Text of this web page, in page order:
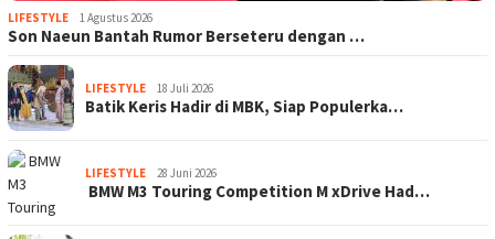
LIFESTYLE 1 Agustus 2026
Son Naeun Bantah Rumor Berseteru dengan …
LIFESTYLE 18 Juli 2026
Batik Keris Hadir di MBK, Siap Populerka…
LIFESTYLE 28 Juni 2026
BMW M3 Touring Competition M xDrive Had…